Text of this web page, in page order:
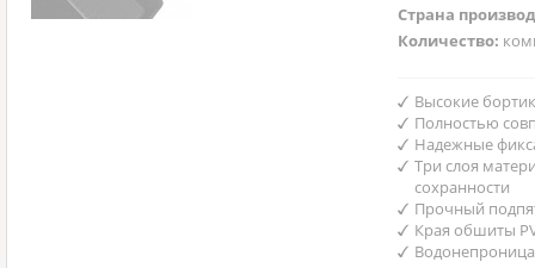
Страна
Количество:
Высокие
Полностью
Надежные
Три слоя
сохранности
Прочный
Края обшиты